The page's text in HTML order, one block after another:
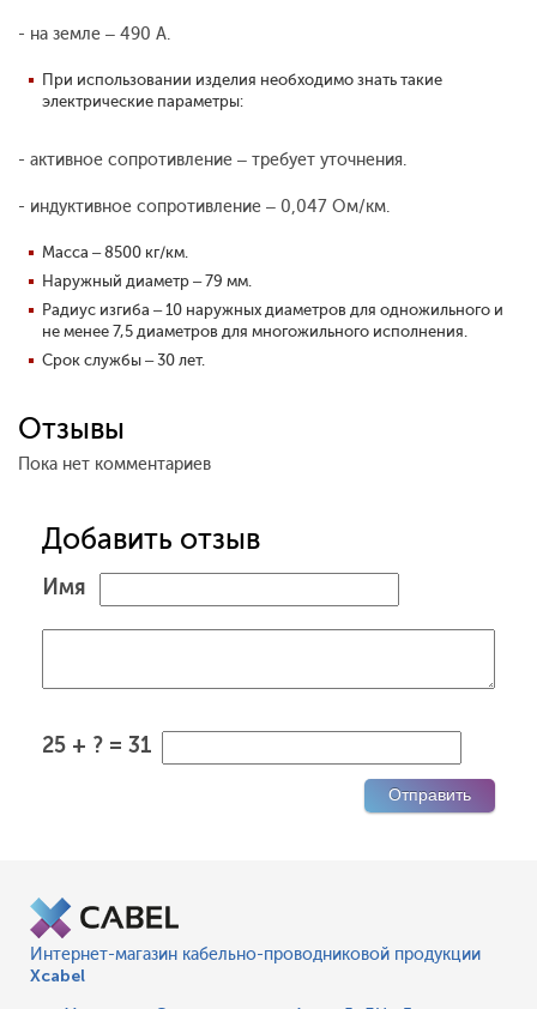
- на земле – 490 А.
При использовании изделия необходимо знать такие
электрические параметры:
- активное сопротивление – требует уточнения.
- индуктивное сопротивление – 0,047 Ом/км.
Масса – 8500 кг/км.
Наружный диаметр – 79 мм.
Радиус изгиба – 10 наружных диаметров для одножильного и
не менее 7,5 диаметров для многожильного исполнения.
Срок службы – 30 лет.
Отзывы
Пока нет комментариев
Добавить отзыв
Имя
25 + ? = 31
Интернет-магазин кабельно-проводниковой продукции
Xcabel